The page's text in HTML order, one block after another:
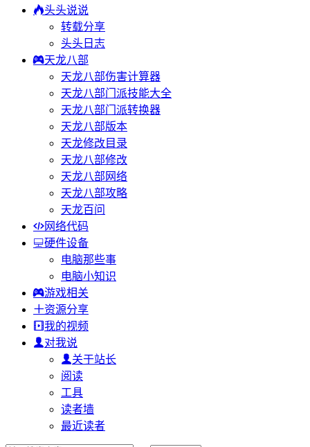
头头说说
转载分享
头头日志
天龙八部
天龙八部伤害计算器
天龙八部门派技能大全
天龙八部门派转换器
天龙八部版本
天龙修改目录
天龙八部修改
天龙八部网络
天龙八部攻略
天龙百问
网络代码
硬件设备
电脑那些事
电脑小知识
游戏相关
资源分享
我的视频
对我说
关于站长
阅读
工具
读者墙
最近读者